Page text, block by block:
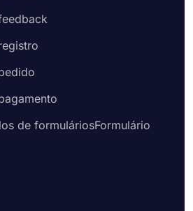
de formuláriosFormulário